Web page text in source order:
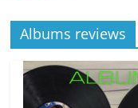
Albums reviews